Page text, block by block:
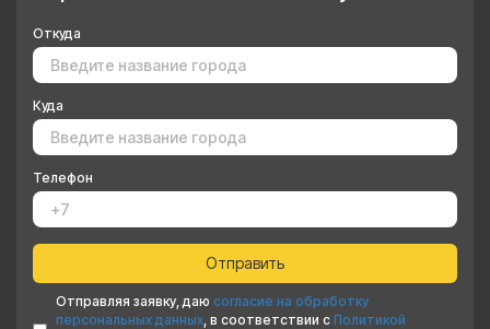
Откуда
Куда
Телефон
Отправляя заявку, даю согласие на обработку
персональных данных, в соответствии с Политикой